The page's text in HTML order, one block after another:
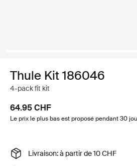
Thule Kit 186046
4-pack fit kit
64.95 CHF
Le prix le plus bas est proposé pendant 30
Livraison: à partir de 10 CHF